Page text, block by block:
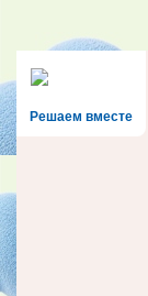
Решаем вместе